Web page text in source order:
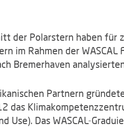
der Polarstern haben für
im Rahmen der
Bremerhaven
Partnern
das
Use). Das WASCAL-